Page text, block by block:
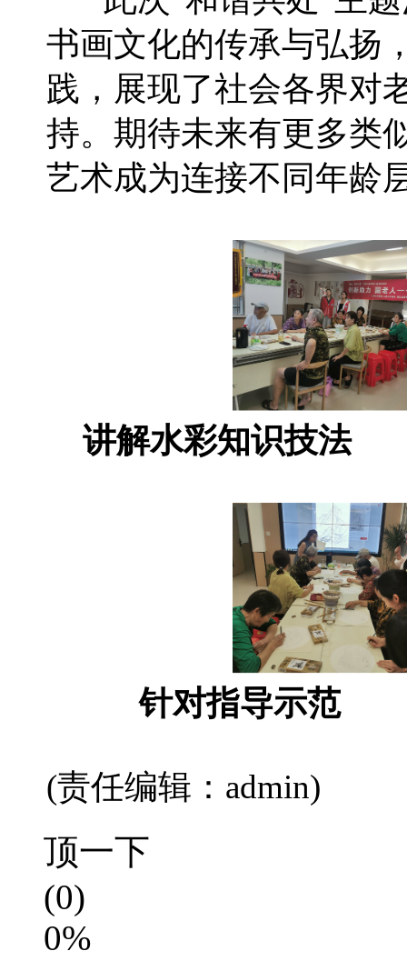
书画文化的传承与弘扬
践，展现了社会各界对
持。期待未来有更多类
艺术成为连接不同年龄
讲解水彩知识技法
针对指导示范
(责任编辑：admin)
顶一下
(0)
0%